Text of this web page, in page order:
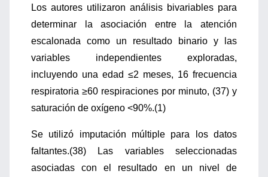
Los autores utilizaron análisis bivariables para
determinar la asociación entre la atención
escalonada como un resultado binario y las
variables independientes exploradas,
incluyendo una edad ≤2 meses, 16 frecuencia
respiratoria ≥60 respiraciones por minuto, (37) y
saturación de oxígeno <90%.(1)
Se utilizó imputación múltiple para los datos
faltantes.(38) Las variables seleccionadas
asociadas con el resultado en un nivel de